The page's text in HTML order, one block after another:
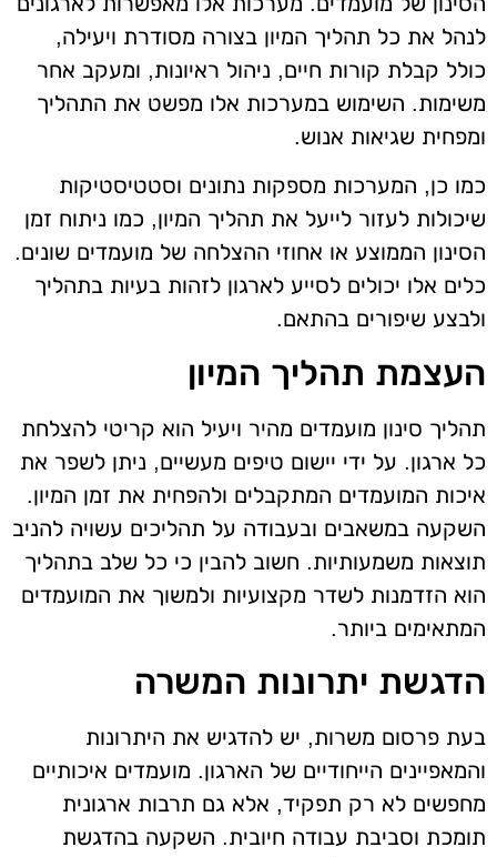
לנהל את כל תהליך המיון בצורה מסודרת ויעילה,
כולל קבלת קורות חיים, ניהול ראיונות, ומעקב אחר
משימות. השימוש במערכות אלו מפשט את התהליך
ומפחית שגיאות אנוש.
כמו כן, המערכות מספקות נתונים וסטטיסטיקות
שיכולות לעזור לייעל את תהליך המיון, כמו ניתוח זמן
הסינון הממוצע או אחוזי ההצלחה של מועמדים שונים.
כלים אלו יכולים לסייע לארגון לזהות בעיות בתהליך
ולבצע שיפורים בהתאם.
העצמת תהליך המיון
תהליך סינון מועמדים מהיר ויעיל הוא קריטי להצלחת
כל ארגון. על ידי יישום טיפים מעשיים, ניתן לשפר את
איכות המועמדים המתקבלים ולהפחית את זמן המיון.
השקעה במשאבים ובעבודה על תהליכים עשויה להניב
תוצאות משמעותיות. חשוב להבין כי כל שלב בתהליך
הוא הזדמנות לשדר מקצועיות ולמשוך את המועמדים
המתאימים ביותר.
הדגשת יתרונות המשרה
בעת פרסום משרות, יש להדגיש את היתרונות
והמאפיינים הייחודיים של הארגון. מועמדים איכותיים
מחפשים לא רק תפקיד, אלא גם תרבות ארגונית
תומכת וסביבת עבודה חיובית. השקעה בהדגשת